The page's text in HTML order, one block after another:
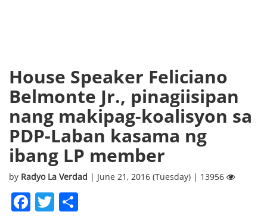
House Speaker Feliciano
Belmonte Jr., pinagiisipan
nang makipag-koalisyon sa
PDP-Laban kasama ng
ibang LP member
by Radyo La Verdad | June 21, 2016 (Tuesday) | 13956
Facebook
Twitter